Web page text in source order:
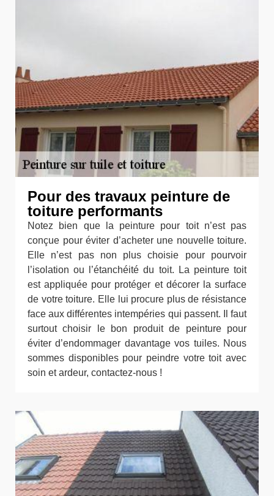
Pour des travaux peinture de
toiture performants
Notez bien que la peinture pour toit n’est pas
conçue pour éviter d’acheter une nouvelle toiture.
Elle n’est pas non plus choisie pour pourvoir
l’isolation ou l’étanchéité du toit. La peinture toit
est appliquée pour protéger et décorer la surface
de votre toiture. Elle lui procure plus de résistance
face aux différentes intempéries qui passent. Il faut
surtout choisir le bon produit de peinture pour
éviter d’endommager davantage vos tuiles. Nous
sommes disponibles pour peindre votre toit avec
soin et ardeur, contactez-nous !